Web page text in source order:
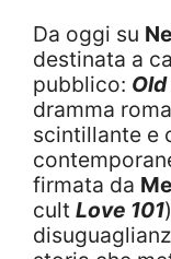
Da oggi su
destinata a
pubblico:
dramma
scintillante e
firmata da
cult Love 101